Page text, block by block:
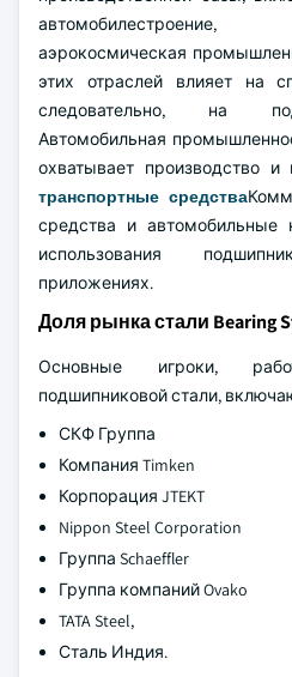
аэрокосмическая
этих отраслей влияет на
следовательно, на
Автомобильная
охватывает производство и
транспортные средства
средства и автомобильные
использования
приложениях.
Доля рынка стали Bearing
Основные игроки,
подшипниковой стали,
СКФ Группа
Компания Timken
Корпорация JTEKT
Nippon Steel Corporation
Группа Schaeffler
Группа компаний Ovako
TATA Steel,
Сталь Индия.